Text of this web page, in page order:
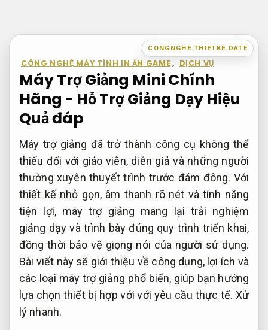
nội
dung
CONGNGHE.THIETKE.DATE
CÔNG NGHỆ MÁY TÍNH IN ẤN GAME, DỊCH VỤ
Máy Trợ Giảng Mini Chính
Hãng - Hỗ Trợ Giảng Dạy Hiệu
Quả đáp
Máy trợ giảng đã trở thành công cụ không thể
thiếu đối với giáo viên, diễn giả và những người
thường xuyên thuyết trình trước đám đông. Với
thiết kế nhỏ gọn, âm thanh rõ nét và tính năng
tiện lợi, máy trợ giảng mang lại trải nghiệm
giảng dạy và trình bày đúng quy trình triển khai,
đồng thời bảo vệ giọng nói của người sử dụng.
Bài viết này sẽ giới thiệu về công dụng, lợi ích và
các loại máy trợ giảng phổ biến, giúp bạn hướng
lựa chọn thiết bị hợp với với yêu cầu thực tế. Xử
lý nhanh.